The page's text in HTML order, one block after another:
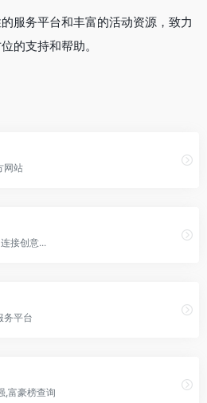
服务平台和丰富的活动资源，致力
的支持和帮助。
网站
接创意...
务平台
,富豪榜查询